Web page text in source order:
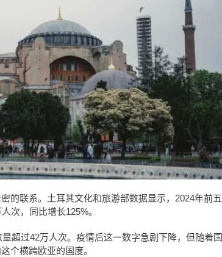
的联系。土耳其文化和旅游部数据显示，2024年前五
次，同比增长125%。
超过42万人次。疫情后这一数字急剧下降，但随着国
个横跨欧亚的国度。